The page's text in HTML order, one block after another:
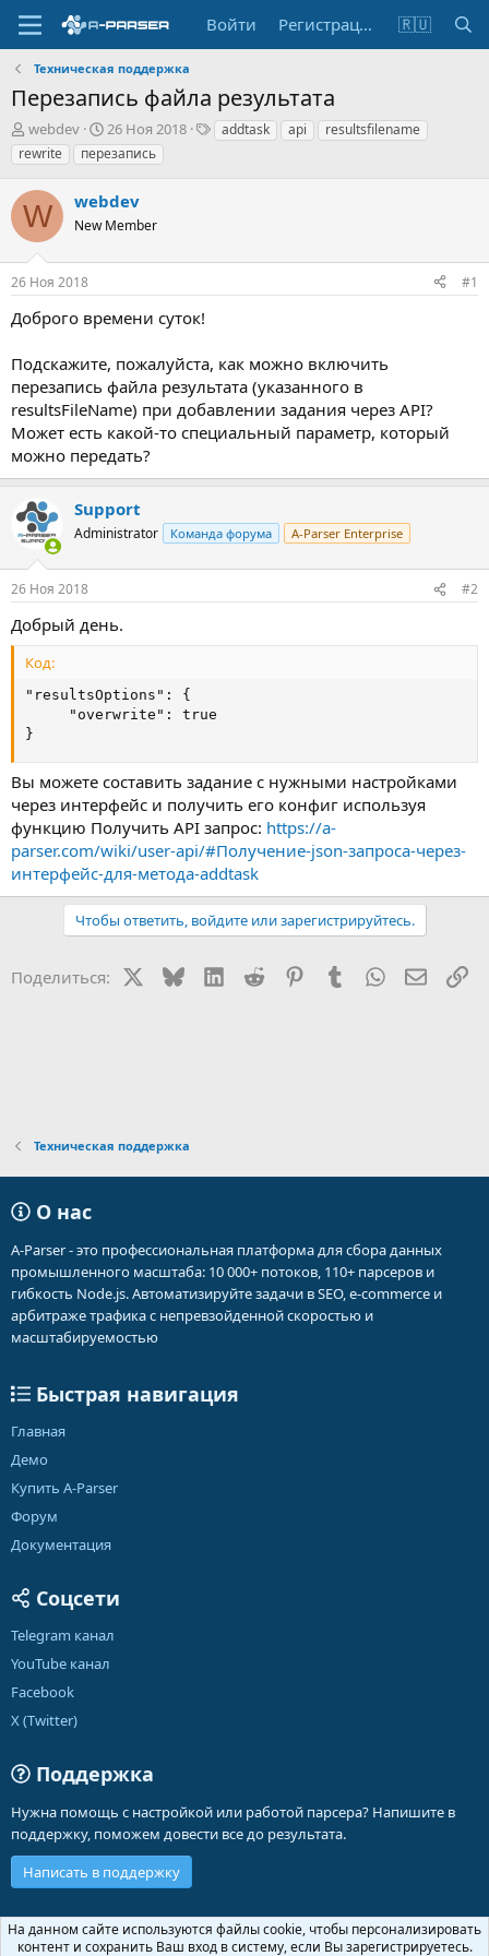
Войти Регистрация 🇷🇺
Техническая поддержка
Перезапись файла результата
А
в
т
о
р
т
е
м
ы
webdev
Д
а
т
н
а
а
26 Ноя 2018
Тaddtask api
resultsfilename
rewrite
перезапись
W webdev
New Member
26 Ноя 2018 #1
Доброго времени суток!
Подскажите, пожалуйста, как можно включить
перезапись файла результата (указанного в
resultsFileName) при добавлении задания через API?
Может есть какой-то специальный параметр, который
можно передать?
Support
Administrator Команда форума A-Parser Enterprise
26 Ноя 2018 #2
Добрый день.
Код:
"resultsOptions": {
     "overwrite": true
}
Вы можете составить задание с нужными настройками
через интерфейс и получить его конфиг используя
функцию Получить API запрос: https://a-
parser.com/wiki/user-api/#Получение-json-запроса-через-
интерфейс-для-метода-addtask
Чтобы ответить, войдите или зарегистрируйтесь.
Поделиться: BlueskyLinkedIn
Reddit PinterestTumblr WhatsApp
Техническая поддержка
О нас
A-Parser - это профессиональная платформа для сбора данных
промышленного масштаба: 10 000+ потоков, 110+ парсеров и
гибкость Node.js. Автоматизируйте задачи в SEO, e-commerce и
арбитраже трафика с непревзойденной скоростью и
масштабируемостью
Быстрая навигация
Главная
Демо
Купить A-Parser
Форум
Документация
Соцсети
Telegram канал
YouTube канал
Facebook
X (Twitter)
Поддержка
Нужна помощь с настройкой или работой парсера? Напишите в
поддержку, поможем довести все до результата.
Написать в поддержку
Russian (RU)
На данном сайте используются файлы cookie, чтобы персонализировать
контент и сохранить Ваш вход в систему, если Вы зарегистрируетесь.